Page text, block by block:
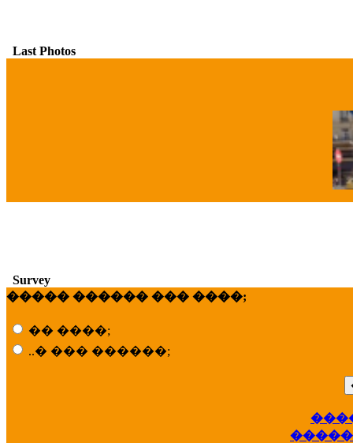
Last Photos
Survey
����� ������ ��� ����;
�� ����;
..� ��� ������;